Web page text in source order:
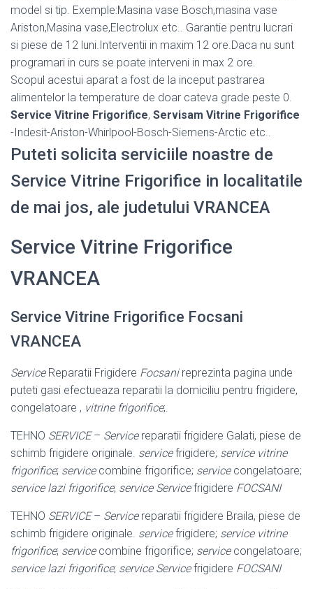
model si tip. Exemple:Masina vase Bosch,masina vase
Ariston,Masina vase,Electrolux etc.. Garantie pentru lucrari
si piese de 12 luni.Interventii in maxim 12 ore.Daca nu sunt
programari in curs se poate interveni in max 2 ore.
Scopul acestui aparat a fost de la inceput pastrarea
alimentelor la temperature de doar cateva grade peste 0.
Service Vitrine Frigorifice, Servisam Vitrine Frigorifice
-Indesit-Ariston-Whirlpool-Bosch-Siemens-Arctic etc..
Puteti solicita serviciile noastre de
Service Vitrine Frigorifice in localitatile
de mai jos, ale judetului VRANCEA
Service Vitrine Frigorifice
VRANCEA
Service Vitrine Frigorifice Focsani
VRANCEA
ServiceReparatii Frigidere Focsanireprezinta pagina unde
puteti gasi efectueaza reparatii la domiciliu pentru frigidere,
congelatoare , vitrine frigorifice;.
TEHNO SERVICE– Servicereparatii frigidere Galati, piese de
schimb frigidere originale. servicefrigidere; service vitrine
frigorifice; servicecombine frigorifice; servicecongelatoare;
service lazi frigorifice; service Servicefrigidere FOCSANI
TEHNO SERVICE– Servicereparatii frigidere Braila, piese de
schimb frigidere originale. servicefrigidere; service vitrine
frigorifice; servicecombine frigorifice; servicecongelatoare;
service lazi frigorifice; service Servicefrigidere FOCSANI